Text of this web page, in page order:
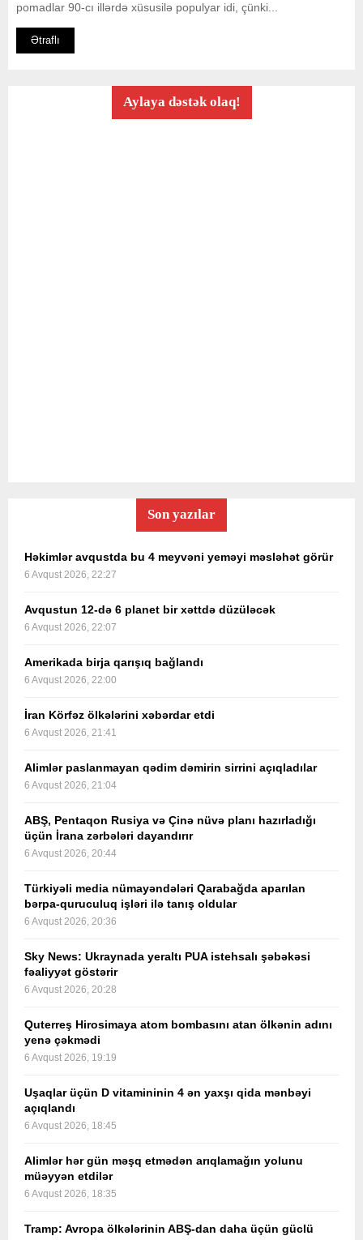
pomadlar 90-cı illərdə xüsusilə populyar idi, çünki...
Ətraflı
Aylaya dəstək olaq!
Son yazılar
Həkimlər avqustda bu 4 meyvəni yeməyi məsləhət görür
6 Avqust 2026, 22:27
Avqustun 12-də 6 planet bir xəttdə düzüləcək
6 Avqust 2026, 22:07
Amerikada birja qarışıq bağlandı
6 Avqust 2026, 22:00
İran Körfəz ölkələrini xəbərdar etdi
6 Avqust 2026, 21:41
Alimlər paslanmayan qədim dəmirin sirrini açıqladılar
6 Avqust 2026, 21:04
ABŞ, Pentaqon Rusiya və Çinə nüvə planı hazırladığı
üçün İrana zərbələri dayandırır
6 Avqust 2026, 20:44
Türkiyəli media nümayəndələri Qarabağda aparılan
bərpa-quruculuq işləri ilə tanış oldular
6 Avqust 2026, 20:36
Sky News: Ukraynada yeraltı PUA istehsalı şəbəkəsi
fəaliyyət göstərir
6 Avqust 2026, 20:28
Quterreş Hirosimaya atom bombasını atan ölkənin adını
yenə çəkmədi
6 Avqust 2026, 19:19
Uşaqlar üçün D vitamininin 4 ən yaxşı qida mənbəyi
açıqlandı
6 Avqust 2026, 18:45
Alimlər hər gün məşq etmədən arıqlamağın yolunu
müəyyən etdilər
6 Avqust 2026, 18:35
Tramp: Avropa ölkələrinin ABŞ-dan daha üçün güclü